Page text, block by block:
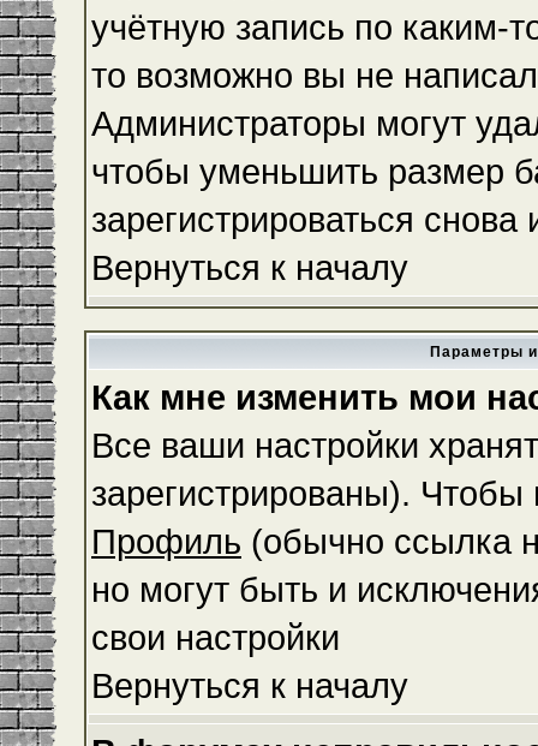
учётную запись по каким-
то возможно вы не
Администраторы могут
чтобы уменьшить размер
зарегистрироваться
Вернуться к началу
Параметры
Как мне изменить мои
Все ваши настройки
зарегистрированы). Чтобы
Профиль (обычно ссылка
но могут быть и
свои настройки
Вернуться к началу